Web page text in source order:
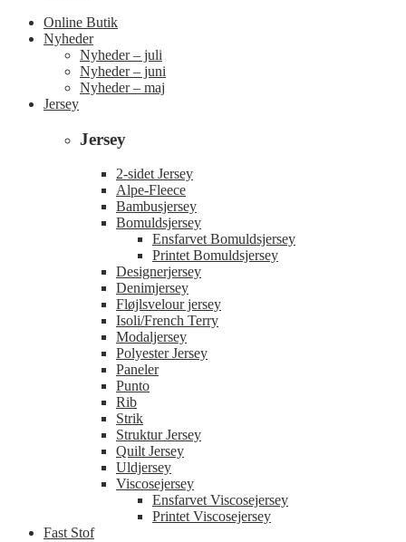
Online Butik
Nyheder
Nyheder – juli
Nyheder – juni
Nyheder – maj
Jersey
Jersey
2-sidet Jersey
Alpe-Fleece
Bambusjersey
Bomuldsjersey
Ensfarvet Bomuldsjersey
Printet Bomuldsjersey
Designerjersey
Denimjersey
Fløjlsvelour jersey
Isoli/French Terry
Modaljersey
Polyester Jersey
Paneler
Punto
Rib
Strik
Struktur Jersey
Quilt Jersey
Uldjersey
Viscosejersey
Ensfarvet Viscosejersey
Printet Viscosejersey
Fast Stof